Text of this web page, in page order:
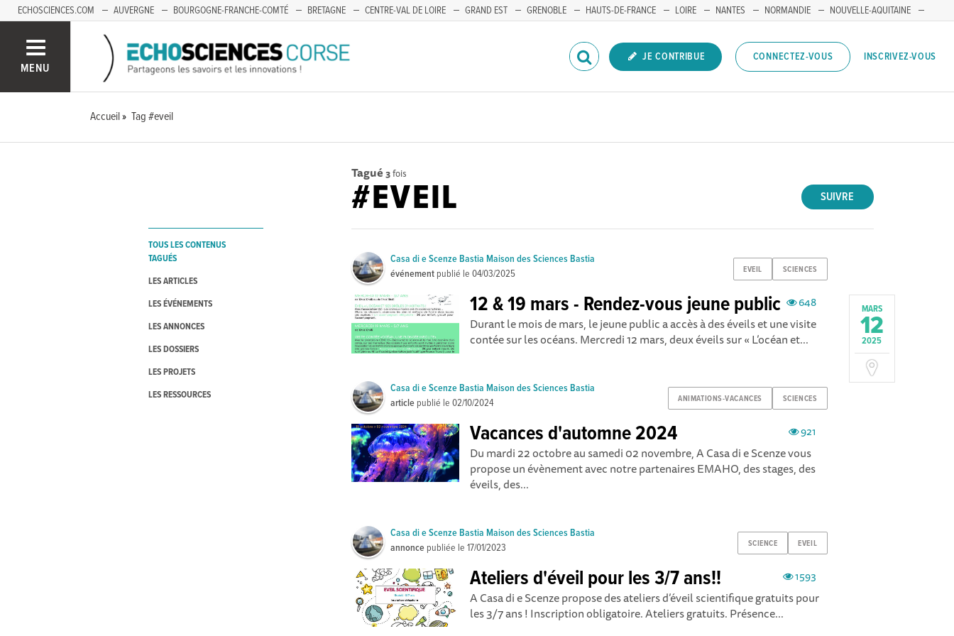
ECHOSCIENCES.COM AUVERGNE BOURGOGNE-FRANCHE-COMTÉ BRETAGNE CENTRE-VAL DE LOIRE GRAND EST GRENOBLE HAUTS-DE-FRANCE LOIRE NANTES NORMANDIE
NOUVELLE-AQUITAINE
MENU
JE CONTRIBUE CONNECTEZ-VOUS INSCRIVEZ-VOUS
Accueil Tag #eveil
TOUS LES CONTENUS
TAGUÉS
LES ARTICLES
LES ÉVÉNEMENTS
LES ANNONCES
LES DOSSIERS
LES PROJETS
LES RESSOURCES
Tagué 3fois
SUIVRE
#EVEIL
EVEIL SCIENCES
Casa di e Scenze Bastia Maison des Sciences Bastia
événement publié le04/03/2025
MARS
12
2025
648
12 & 19 mars - Rendez-vous jeune public
Durant le mois de mars, le jeune public a accès à des éveils et une visite
contée sur les océans. Mercredi 12 mars, deux éveils sur « L’océan et...
ANIMATIONS-VACANCES SCIENCES
Casa di e Scenze Bastia Maison des Sciences Bastia
article publié le02/10/2024
921
Vacances d'automne 2024
Du mardi 22 octobre au samedi 02 novembre, A Casa di e Scenze vous
propose un évènement avec notre partenaires EMAHO, des stages, des
éveils, des...
SCIENCE EVEIL
Casa di e Scenze Bastia Maison des Sciences Bastia
annonce publiée le17/01/2023
1593
Ateliers d'éveil pour les 3/7 ans!!
A Casa di e Scenze propose des ateliers d’éveil scientifique gratuits pour
les 3/7 ans ! Inscription obligatoire. Ateliers gratuits. Présence...